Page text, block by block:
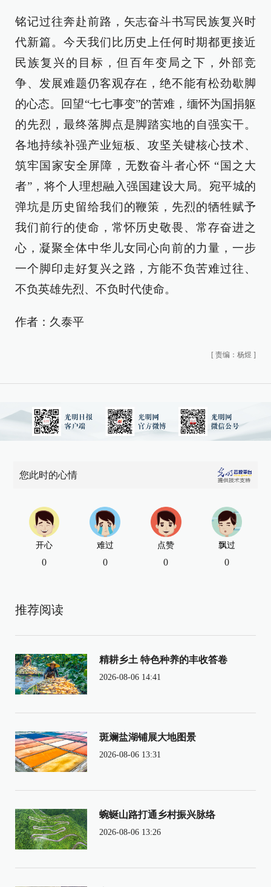
铭记过往奔赴前路，矢志奋斗书写民族复兴时
代新篇。今天我们比历史上任何时期都更接近
民族复兴的目标，但百年变局之下，外部竞
争、发展难题仍客观存在，绝不能有松劲歇脚
的心态。回望“七七事变”的苦难，缅怀为国捐躯
的先烈，最终落脚点是脚踏实地的自强实干。
各地持续补强产业短板、攻坚关键核心技术、
筑牢国家安全屏障，无数奋斗者心怀 “国之大
者”，将个人理想融入强国建设大局。宛平城的
弹坑是历史留给我们的鞭策，先烈的牺牲赋予
我们前行的使命，常怀历史敬畏、常存奋进之
心，凝聚全体中华儿女同心向前的力量，一步
一个脚印走好复兴之路，方能不负苦难过往、
不负英雄先烈、不负时代使命。
作者：久泰平
[ 责编：杨煜 ]
您此时的心情
开心
0
难过
0
点赞
0
飘过
0
推荐阅读
精耕乡土 特色种养的丰收答卷
2026-08-06 14:41
斑斓盐湖铺展大地图景
2026-08-06 13:31
蜿蜒山路打通乡村振兴脉络
2026-08-06 13:26